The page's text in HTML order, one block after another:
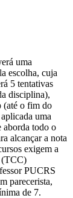
uma
escolha, cuja
5 tentativas
disciplina),
(até o fim do
uma
aborda todo o
alcançar a nota
exigem a
(TCC)
PUCRS
parecerista,
de 7.